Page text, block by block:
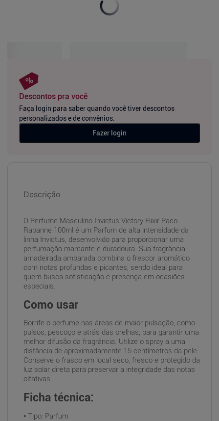
Descontos pra você
Faça login para saber quando você tiver descontos
personalizados e de convênios.
Fazer login
Descrição
O Perfume Masculino Invictus Victory Elixir Paco
Rabanne 100ml é um Parfum de alta intensidade da
linha Invictus, desenvolvido para proporcionar uma
perfumação marcante e duradoura. Sua fragrância
amadeirada ambarada combina o frescor aromático
com notas profundas e picantes, sendo ideal para
quem busca sofisticação e presença em ocasiões
especiais.
Como usar
Borrife o perfume nas áreas de maior pulsação, como
pulsos, pescoço e atrás das orelhas, para garantir uma
melhor difusão da fragrância. Utilize o spray a uma
distância de aproximadamente 15 centímetros da pele.
Conserve o frasco em local seco, fresco e protegido da
luz solar direta para preservar a integridade das notas
olfativas.
Ficha técnica:
• Tipo: Parfum